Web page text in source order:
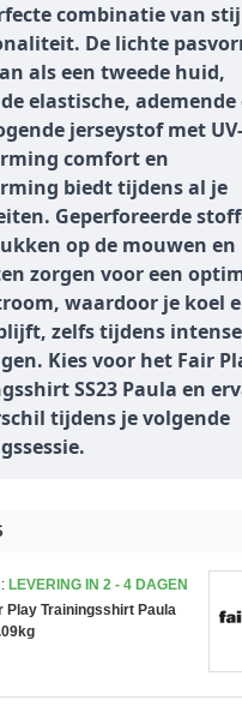
combinatie van
De lichte
als een tweede huid,
elastische, ademende
jerseystof met UV-
comfort en
biedt tijdens al je
Geperforeerde
op de mouwen en
zorgen voor een
waardoor je koel
zelfs tijdens intense
Kies voor het Fair
SS23 Paula en
tijdens je volgende
LEVERING IN 2 - 4 DAGEN
Play Trainingsshirt Paula